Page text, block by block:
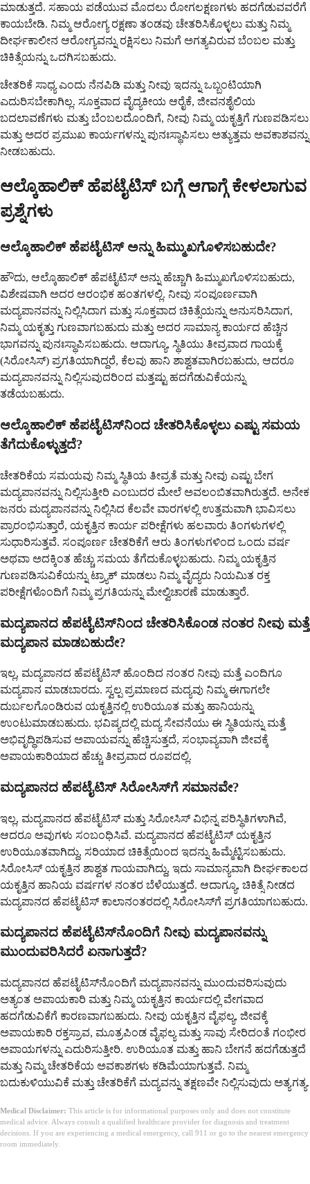
ಮಾಡುತ್ತದೆ. ಸಹಾಯ ಪಡೆಯುವ ಮೊದಲು ರೋಗಲಕ್ಷಣಗಳು ಹದಗೆಡುವವರೆಗೆ
ಕಾಯಬೇಡಿ. ನಿಮ್ಮ ಆರೋಗ್ಯ ರಕ್ಷಣಾ ತಂಡವು ಚೇತರಿಸಿಕೊಳ್ಳಲು ಮತ್ತು ನಿಮ್ಮ
ದೀರ್ಘಕಾಲೀನ ಆರೋಗ್ಯವನ್ನು ರಕ್ಷಿಸಲು ನಿಮಗೆ ಅಗತ್ಯವಿರುವ ಬೆಂಬಲ ಮತ್ತು
ಚಿಕಿತ್ಸೆಯನ್ನು ಒದಗಿಸಬಹುದು.
ಚೇತರಿಕೆ ಸಾಧ್ಯ ಎಂದು ನೆನಪಿಡಿ ಮತ್ತು ನೀವು ಇದನ್ನು ಒಬ್ಬಂಟಿಯಾಗಿ
ಎದುರಿಸಬೇಕಾಗಿಲ್ಲ. ಸೂಕ್ತವಾದ ವೈದ್ಯಕೀಯ ಆರೈಕೆ, ಜೀವನಶೈಲಿಯ
ಬದಲಾವಣೆಗಳು ಮತ್ತು ಬೆಂಬಲದೊಂದಿಗೆ, ನೀವು ನಿಮ್ಮ ಯಕೃತ್ತಿಗೆ ಗುಣಪಡಿಸಲು
ಮತ್ತು ಅದರ ಪ್ರಮುಖ ಕಾರ್ಯಗಳನ್ನು ಪುನಃಸ್ಥಾಪಿಸಲು ಅತ್ಯುತ್ತಮ ಅವಕಾಶವನ್ನು
ನೀಡಬಹುದು.
ಆಲ್ಕೊಹಾಲಿಕ್ ಹೆಪಟೈಟಿಸ್ ಬಗ್ಗೆ ಆಗಾಗ್ಗೆ ಕೇಳಲಾಗುವ
ಪ್ರಶ್ನೆಗಳು
ಆಲ್ಕೊಹಾಲಿಕ್ ಹೆಪಟೈಟಿಸ್ ಅನ್ನು ಹಿಮ್ಮುಖಗೊಳಿಸಬಹುದೇ?
ಹೌದು, ಆಲ್ಕೊಹಾಲಿಕ್ ಹೆಪಟೈಟಿಸ್ ಅನ್ನು ಹೆಚ್ಚಾಗಿ ಹಿಮ್ಮುಖಗೊಳಿಸಬಹುದು,
ವಿಶೇಷವಾಗಿ ಅದರ ಆರಂಭಿಕ ಹಂತಗಳಲ್ಲಿ. ನೀವು ಸಂಪೂರ್ಣವಾಗಿ
ಮದ್ಯಪಾನವನ್ನು ನಿಲ್ಲಿಸಿದಾಗ ಮತ್ತು ಸೂಕ್ತವಾದ ಚಿಕಿತ್ಸೆಯನ್ನು ಅನುಸರಿಸಿದಾಗ,
ನಿಮ್ಮ ಯಕೃತ್ತು ಗುಣವಾಗಬಹುದು ಮತ್ತು ಅದರ ಸಾಮಾನ್ಯ ಕಾರ್ಯದ ಹೆಚ್ಚಿನ
ಭಾಗವನ್ನು ಪುನಃಸ್ಥಾಪಿಸಬಹುದು. ಆದಾಗ್ಯೂ, ಸ್ಥಿತಿಯು ತೀವ್ರವಾದ ಗಾಯಕ್ಕೆ
(ಸಿರೋಸಿಸ್) ಪ್ರಗತಿಯಾಗಿದ್ದರೆ, ಕೆಲವು ಹಾನಿ ಶಾಶ್ವತವಾಗಿರಬಹುದು, ಆದರೂ
ಮದ್ಯಪಾನವನ್ನು ನಿಲ್ಲಿಸುವುದರಿಂದ ಮತ್ತಷ್ಟು ಹದಗೆಡುವಿಕೆಯನ್ನು
ತಡೆಯಬಹುದು.
ಆಲ್ಕೊಹಾಲಿಕ್ ಹೆಪಟೈಟಿಸ್‌ನಿಂದ ಚೇತರಿಸಿಕೊಳ್ಳಲು ಎಷ್ಟು ಸಮಯ
ತೆಗೆದುಕೊಳ್ಳುತ್ತದೆ?
ಚೇತರಿಕೆಯ ಸಮಯವು ನಿಮ್ಮ ಸ್ಥಿತಿಯ ತೀವ್ರತೆ ಮತ್ತು ನೀವು ಎಷ್ಟು ಬೇಗ
ಮದ್ಯಪಾನವನ್ನು ನಿಲ್ಲಿಸುತ್ತೀರಿ ಎಂಬುದರ ಮೇಲೆ ಅವಲಂಬಿತವಾಗಿರುತ್ತದೆ. ಅನೇಕ
ಜನರು ಮದ್ಯಪಾನವನ್ನು ನಿಲ್ಲಿಸಿದ ಕೆಲವೇ ವಾರಗಳಲ್ಲಿ ಉತ್ತಮವಾಗಿ ಭಾವಿಸಲು
ಪ್ರಾರಂಭಿಸುತ್ತಾರೆ, ಯಕೃತ್ತಿನ ಕಾರ್ಯ ಪರೀಕ್ಷೆಗಳು ಹಲವಾರು ತಿಂಗಳುಗಳಲ್ಲಿ
ಸುಧಾರಿಸುತ್ತವೆ. ಸಂಪೂರ್ಣ ಚೇತರಿಕೆಗೆ ಆರು ತಿಂಗಳುಗಳಿಂದ ಒಂದು ವರ್ಷ
ಅಥವಾ ಅದಕ್ಕಿಂತ ಹೆಚ್ಚು ಸಮಯ ತೆಗೆದುಕೊಳ್ಳಬಹುದು. ನಿಮ್ಮ ಯಕೃತ್ತಿನ
ಗುಣಪಡಿಸುವಿಕೆಯನ್ನು ಟ್ರ್ಯಾಕ್ ಮಾಡಲು ನಿಮ್ಮ ವೈದ್ಯರು ನಿಯಮಿತ ರಕ್ತ
ಪರೀಕ್ಷೆಗಳೊಂದಿಗೆ ನಿಮ್ಮ ಪ್ರಗತಿಯನ್ನು ಮೇಲ್ವಿಚಾರಣೆ ಮಾಡುತ್ತಾರೆ.
ಮದ್ಯಪಾನದ ಹೆಪಟೈಟಿಸ್‌ನಿಂದ ಚೇತರಿಸಿಕೊಂಡ ನಂತರ ನೀವು ಮತ್ತೆ
ಮದ್ಯಪಾನ ಮಾಡಬಹುದೇ?
ಇಲ್ಲ, ಮದ್ಯಪಾನದ ಹೆಪಟೈಟಿಸ್‌ ಹೊಂದಿದ ನಂತರ ನೀವು ಮತ್ತೆ ಎಂದಿಗೂ
ಮದ್ಯಪಾನ ಮಾಡಬಾರದು. ಸ್ವಲ್ಪ ಪ್ರಮಾಣದ ಮದ್ಯವು ನಿಮ್ಮ ಈಗಾಗಲೇ
ದುರ್ಬಲಗೊಂಡಿರುವ ಯಕೃತ್ತಿನಲ್ಲಿ ಉರಿಯೂತ ಮತ್ತು ಹಾನಿಯನ್ನು
ಉಂಟುಮಾಡಬಹುದು. ಭವಿಷ್ಯದಲ್ಲಿ ಮದ್ಯ ಸೇವನೆಯು ಈ ಸ್ಥಿತಿಯನ್ನು ಮತ್ತೆ
ಅಭಿವೃದ್ಧಿಪಡಿಸುವ ಅಪಾಯವನ್ನು ಹೆಚ್ಚಿಸುತ್ತದೆ, ಸಂಭಾವ್ಯವಾಗಿ ಜೀವಕ್ಕೆ
ಅಪಾಯಕಾರಿಯಾದ ಹೆಚ್ಚು ತೀವ್ರವಾದ ರೂಪದಲ್ಲಿ.
ಮದ್ಯಪಾನದ ಹೆಪಟೈಟಿಸ್ ಸಿರೋಸಿಸ್‌ಗೆ ಸಮಾನವೇ?
ಇಲ್ಲ, ಮದ್ಯಪಾನದ ಹೆಪಟೈಟಿಸ್ ಮತ್ತು ಸಿರೋಸಿಸ್ ವಿಭಿನ್ನ ಪರಿಸ್ಥಿತಿಗಳಾಗಿವೆ,
ಆದರೂ ಅವುಗಳು ಸಂಬಂಧಿಸಿವೆ. ಮದ್ಯಪಾನದ ಹೆಪಟೈಟಿಸ್ ಯಕೃತ್ತಿನ
ಉರಿಯೂತವಾಗಿದ್ದು, ಸರಿಯಾದ ಚಿಕಿತ್ಸೆಯಿಂದ ಇದನ್ನು ಹಿಮ್ಮೆಟ್ಟಿಸಬಹುದು.
ಸಿರೋಸಿಸ್ ಯಕೃತ್ತಿನ ಶಾಶ್ವತ ಗಾಯವಾಗಿದ್ದು, ಇದು ಸಾಮಾನ್ಯವಾಗಿ ದೀರ್ಘಕಾಲದ
ಯಕೃತ್ತಿನ ಹಾನಿಯ ವರ್ಷಗಳ ನಂತರ ಬೆಳೆಯುತ್ತದೆ. ಆದಾಗ್ಯೂ, ಚಿಕಿತ್ಸೆ ನೀಡದ
ಮದ್ಯಪಾನದ ಹೆಪಟೈಟಿಸ್ ಕಾಲಾನಂತರದಲ್ಲಿ ಸಿರೋಸಿಸ್‌ಗೆ ಪ್ರಗತಿಯಾಗಬಹುದು.
ಮದ್ಯಪಾನದ ಹೆಪಟೈಟಿಸ್‌ನೊಂದಿಗೆ ನೀವು ಮದ್ಯಪಾನವನ್ನು
ಮುಂದುವರಿಸಿದರೆ ಏನಾಗುತ್ತದೆ?
ಮದ್ಯಪಾನದ ಹೆಪಟೈಟಿಸ್‌ನೊಂದಿಗೆ ಮದ್ಯಪಾನವನ್ನು ಮುಂದುವರಿಸುವುದು
ಅತ್ಯಂತ ಅಪಾಯಕಾರಿ ಮತ್ತು ನಿಮ್ಮ ಯಕೃತ್ತಿನ ಕಾರ್ಯದಲ್ಲಿ ವೇಗವಾದ
ಹದಗೆಡುವಿಕೆಗೆ ಕಾರಣವಾಗಬಹುದು. ನೀವು ಯಕೃತ್ತಿನ ವೈಫಲ್ಯ, ಜೀವಕ್ಕೆ
ಅಪಾಯಕಾರಿ ರಕ್ತಸ್ರಾವ, ಮೂತ್ರಪಿಂಡ ವೈಫಲ್ಯ ಮತ್ತು ಸಾವು ಸೇರಿದಂತೆ ಗಂಭೀರ
ಅಪಾಯಗಳನ್ನು ಎದುರಿಸುತ್ತೀರಿ. ಉರಿಯೂತ ಮತ್ತು ಹಾನಿ ಬೇಗನೆ ಹದಗೆಡುತ್ತದೆ
ಮತ್ತು ನಿಮ್ಮ ಚೇತರಿಕೆಯ ಅವಕಾಶಗಳು ಕಡಿಮೆಯಾಗುತ್ತವೆ. ನಿಮ್ಮ
ಬದುಕುಳಿಯುವಿಕೆ ಮತ್ತು ಚೇತರಿಕೆಗೆ ಮದ್ಯವನ್ನು ತಕ್ಷಣವೇ ನಿಲ್ಲಿಸುವುದು ಅತ್ಯಗತ್ಯ.
Medical Disclaimer: This article is for informational purposes only and does not constitute
medical advice. Always consult a qualified healthcare provider for diagnosis and treatment
decisions. If you are experiencing a medical emergency, call 911 or go to the nearest emergency
room immediately.